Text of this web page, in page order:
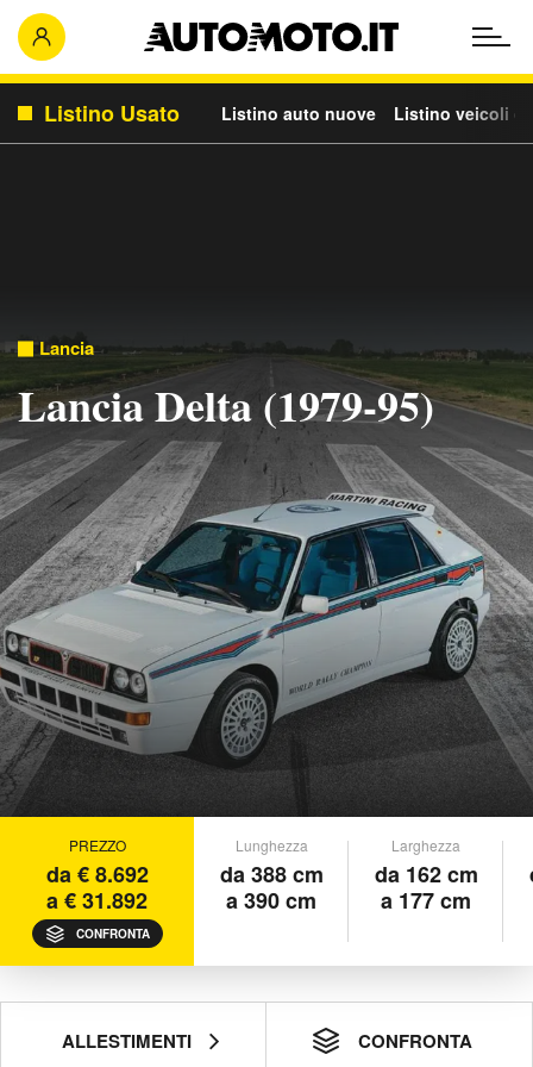
Listino Usato Listino auto nuove Listino veicoli
Lancia
Lancia Delta (1979-95)
PREZZO
da € 8.692
a € 31.892
CONFRONTA
Lunghezza
da 388 cm
a 390 cm
Larghezza
da 162 cm
a 177 cm
ALLESTIMENTI CONFRONTA